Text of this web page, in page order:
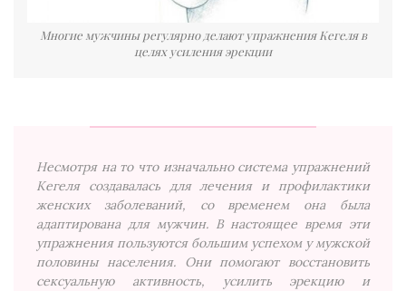
Многие мужчины регулярно делают упражнения Кегеля в
целях усиления эрекции
Несмотря на то что изначально система упражнений
Кегеля создавалась для лечения и профилактики
женских заболеваний, со временем она была
адаптирована для мужчин. В настоящее время эти
упражнения пользуются большим успехом у мужской
половины населения. Они помогают восстановить
сексуальную активность, усилить эрекцию и